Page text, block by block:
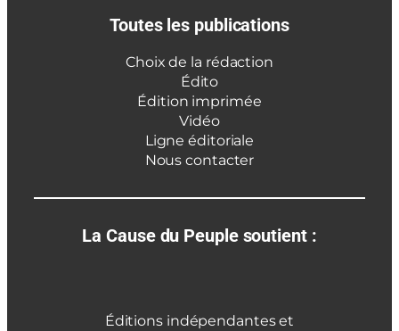
Toutes les publications
Choix de la rédaction
Édito
Édition imprimée
Vidéo
Ligne éditoriale
Nous contacter
La Cause du Peuple soutient :
Éditions indépendantes et